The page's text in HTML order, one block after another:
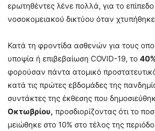
ερωτηθέντες λένε πολλά, για το
νοσοκομειακού δικτύου όταν
Κατά τη φροντίδα ασθενών για τους
υποψία ή επιβεβαίωση COVID-19, το
φορούσαν πάντα ατομικό
κατά τις πρώτες εβδομάδες της
συντάκτες της έκθεσης που
Οκτωβρίου, προσδιορίζοντας ότι το
μειώθηκε στο 10% στο τέλος της